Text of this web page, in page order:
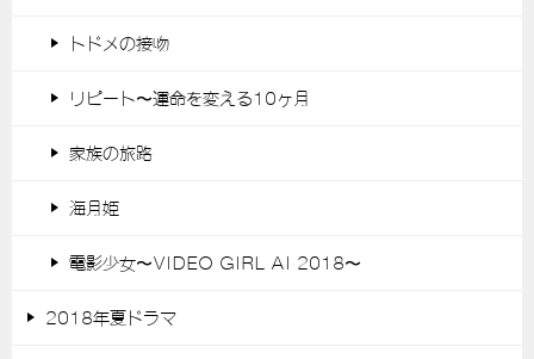
トドメの接吻
リピート〜運命を変える10ヶ月
家族の旅路
海月姫
電影少女〜VIDEO GIRL AI 2018〜
2018年夏ドラマ